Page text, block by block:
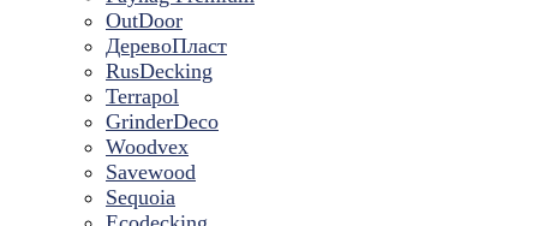
OutDoor
ДеревоПласт
RusDecking
Terrapol
GrinderDeco
Woodvex
Savewood
Sequoia